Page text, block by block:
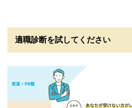
適職診断を試してください